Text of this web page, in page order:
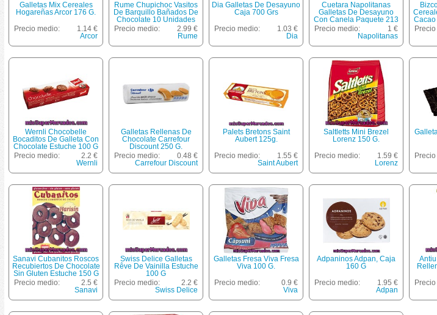
Galletas Mix Cereales
Hogareñas Arcor 176 G.
Precio medio:
1.14 €
Arcor
Rume Chupichoc Vasitos
De Barquillo Bañados De
Chocolate 10 Unidades
Estuche 55 G
Precio medio:
2.99 €
Rume
Dia Galletas De Desayuno
Caja 700 Grs
Precio medio:
1.03 €
Dia
Cuetara Napolitanas
Galletas De Desayuno
Con Canela Paquete 213
G
Precio medio:
1 €
Napolitanas
Cacao
Wernli Chocobelle
Bocaditos De Galleta Con
Chocolate Estuche 100 G
Precio medio:
2.2 €
Wernli
Galletas Rellenas De
Chocolate Carrefour
Discount 250 G.
Precio medio:
0.48 €
Carrefour Discount
Palets Bretons Saint
Aubert 125g.
Precio medio:
1.55 €
Saint Aubert
Saltletts Mini Brezel
Lorenz 150 G.
Precio medio:
1.59 €
Lorenz
Sanavi Cubanitos Roscos
Recubiertos De Chocolate
Sin Gluten Estuche 150 G
Precio medio:
2.5 €
Sanavi
Swiss Delice Galletas
Rêve De Vainilla Estuche
100 G
Precio medio:
2.2 €
Swiss Delice
Galletas Fresa Viva Fresa
Viva 100 G.
Precio medio:
0.9 €
Viva
Adpaninos Adpan, Caja
160 G
Precio medio:
1.95 €
Adpan